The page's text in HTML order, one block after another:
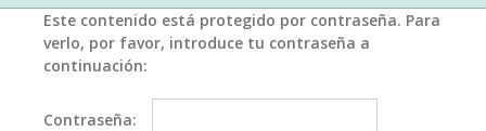
Este contenido está protegido por contraseña. Para
verlo, por favor, introduce tu contraseña a
continuación:
Contraseña: